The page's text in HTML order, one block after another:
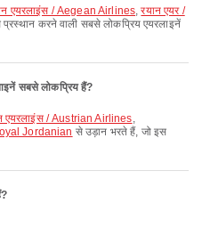
एयरलाइंस / Aegean Airlines,रयान एयर /
करने वाली सबसे लोकप्रिय एयरलाइनें
सबसे लोकप्रिय हैं?
एयरलाइंस / Austrian Airlines,
Jordanian से उड़ान भरते हैं, जो इस